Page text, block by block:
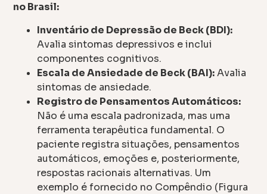
no Brasil:
Inventário de Depressão de Beck (BDI):
Avalia sintomas depressivos e inclui
componentes cognitivos.
Escala de Ansiedade de Beck (BAI):Avalia
sintomas de ansiedade.
Registro de Pensamentos Automáticos:
Não é uma escala padronizada, mas uma
ferramenta terapêutica fundamental. O
paciente registra situações, pensamentos
automáticos, emoções e, posteriormente,
respostas racionais alternativas. Um
exemplo é fornecido no Compêndio (Figura